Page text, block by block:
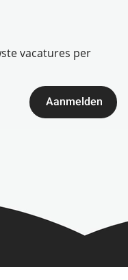
vacatures per
Aanmelden